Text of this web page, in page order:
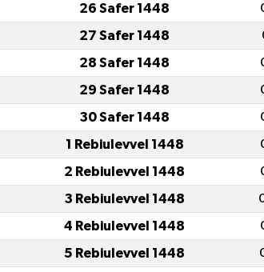
26 Safer 1448
27 Safer 1448
28 Safer 1448
29 Safer 1448
30 Safer 1448
1 Rebiulevvel 1448
2 Rebiulevvel 1448
3 Rebiulevvel 1448
4 Rebiulevvel 1448
5 Rebiulevvel 1448